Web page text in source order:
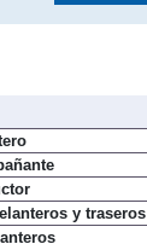
y traseros